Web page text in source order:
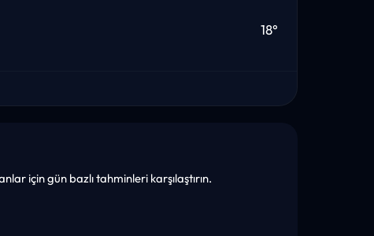
18°
için gün bazlı tahminleri karşılaştırın.